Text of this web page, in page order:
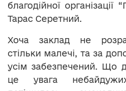
благодійної
Тарас Серетний.
Хоча заклад не
стільки малечі, та за
усім забезпечений. Що
це увага